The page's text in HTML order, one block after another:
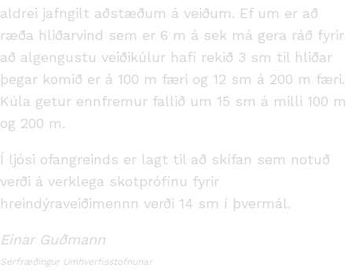
aldrei jafngilt aðstæðum á veiðum. Ef um er að
ræða hliðarvind sem er 6 m á sek má gera ráð fyrir
að algengustu veiðikúlur hafi rekið 3 sm til hliðar
þegar komið er á 100 m færi og 12 sm á 200 m færi.
Kúla getur ennfremur fallið um 15 sm á milli 100 m
og 200 m.
Í ljósi ofangreinds er lagt til að skífan sem notuð
verði á verklega skotprófinu fyrir
hreindýraveiðimennn verði 14 sm í þvermál.
Einar Guðmann
Sérfræðingur Umhverfisstofnunar